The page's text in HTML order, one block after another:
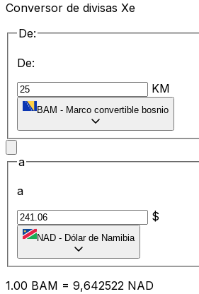
Conversor de divisas Xe
De:
De:
KM
BAM - Marco convertible bosnio
a
a
$
NAD - Dólar de Namibia
1.00 BAM = 9,642522 NAD